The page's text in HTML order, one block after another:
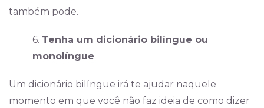
também pode.
6. Tenha um dicionário bilíngue ou
monolíngue
Um dicionário bilíngue irá te ajudar naquele
momento em que você não faz ideia de como dizer